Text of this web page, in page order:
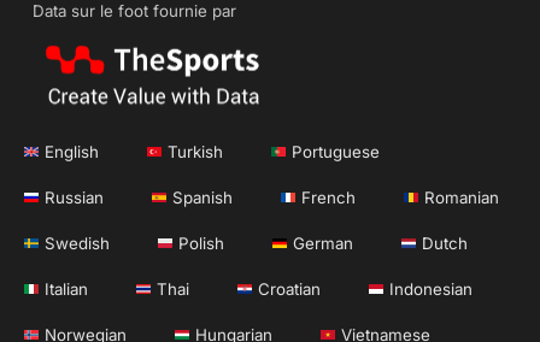
Data sur le foot fournie par
English Turkish Portuguese
Russian Spanish French Romanian
Swedish Polish German Dutch
Italian Thai Croatian Indonesian
Norwegian Hungarian Vietnamese